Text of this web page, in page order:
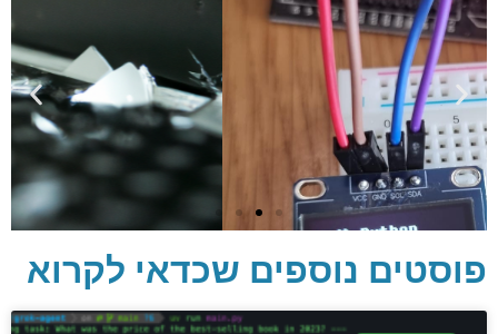
פוסטים נוספים שכדאי לקרוא